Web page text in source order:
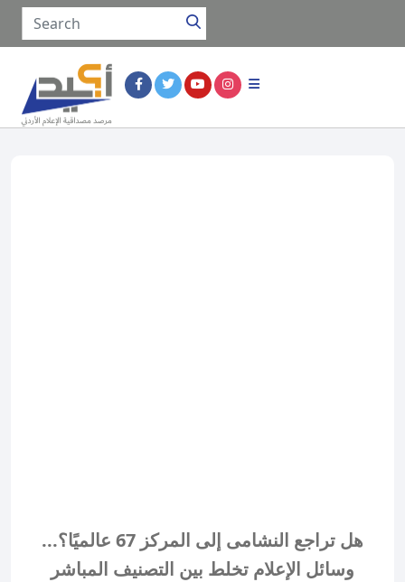
هل تراجع النشامى إلى المركز 67 عالميًا؟...
وسائل الإعلام تخلط بين التصنيف المباشر